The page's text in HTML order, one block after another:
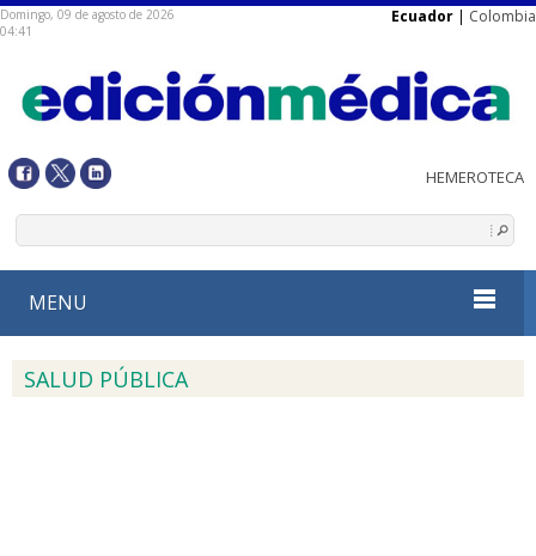
Domingo, 09 de agosto de 2026
04:41
Ecuador | Colombia
MENU
SALUD PÚBLICA